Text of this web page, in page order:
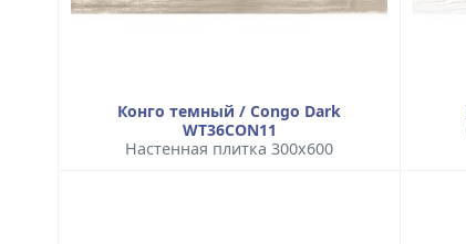
Конго темный / Congo Dark
WT36CON11
Настенная плитка 300x600